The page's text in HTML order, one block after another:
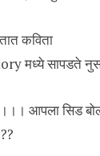
कविता
मध्ये सापडते
आपला सिड